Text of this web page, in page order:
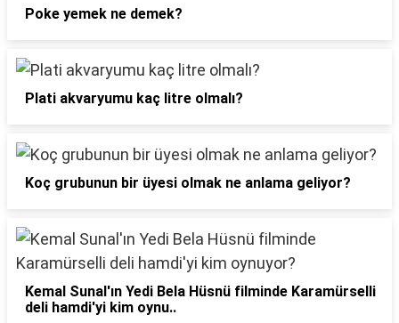
Poke yemek ne demek?
Plati akvaryumu kaç litre olmalı?
Koç grubunun bir üyesi olmak ne anlama geliyor?
Kemal Sunal'ın Yedi Bela Hüsnü filminde Karamürselli
deli hamdi'yi kim oynu..